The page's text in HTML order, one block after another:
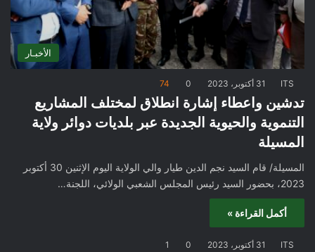
الأخبـار
ITS 31 أكتوبر، 2023 0
74
تدشين واعطاء إشارة انطلاق لمختلف المشاريع
التنموية والحيوية الجديدة عبر بلديات دوائر ولاية
المسيلة
المسيلة/ قام السيد نجم الدين طيار والي الولاية اليوم الإثنين 30 أكتوبر
2023، بحضور السيد رئيس المجلس الشعبي الولائي، اللجنة…
أكمل القراءة »
ITS 31 أكتوبر، 2023 0
1